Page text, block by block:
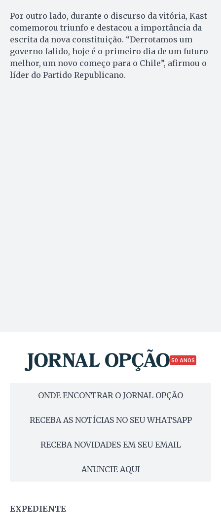
Por outro lado, durante o discurso da vitória, Kast
comemorou triunfo e destacou a importância da
escrita da nova constituição. “Derrotamos um
governo falido, hoje é o primeiro dia de um futuro
melhor, um novo começo para o Chile”, afirmou o
líder do Partido Republicano.
50 ANOS
ONDE ENCONTRAR O JORNAL OPÇÃO
RECEBA AS NOTÍCIAS NO SEU WHATSAPP
RECEBA NOVIDADES EM SEU EMAIL
ANUNCIE AQUI
EXPEDIENTE